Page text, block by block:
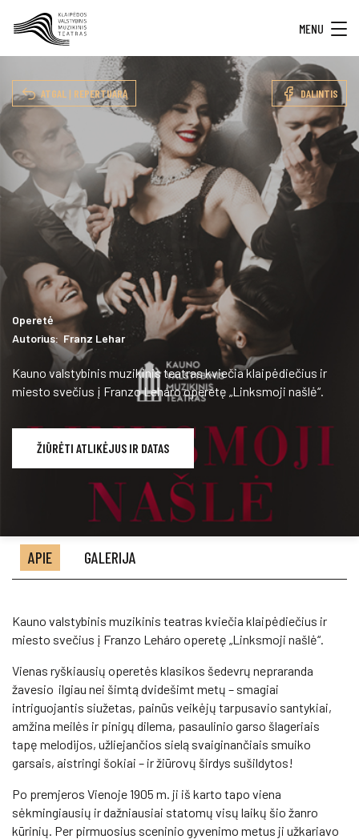
MENU
ATGAL Į REPERTUARĄ DALINTIS
Operetė
Autorius: Franz Lehar
Kauno valstybinis muzikinis teatras kviečia klaipėdiečius ir
miesto svečius į Franzo Leháro operetę „Linksmoji našlė“.
ŽIŪRĖTI ATLIKĖJUS IR DATAS
APIE GALERIJA
Kauno valstybinis muzikinis teatras kviečia klaipėdiečius ir
miesto svečius į Franzo Leháro operetę „Linksmoji našlė“.
Vienas ryškiausių operetės klasikos šedevrų nepraranda
žavesio ilgiau nei šimtą dvidešimt metų – smagiai
intriguojantis siužetas, painūs veikėjų tarpusavio santykiai,
amžina meilės ir pinigų dilema, pasaulinio garso šlageriais
tapę melodijos, užliejančios sielą svaiginančiais smuiko
garsais, aistringi šokiai – ir žiūrovų širdys sušildytos!
Po premjeros Vienoje 1905 m. ji iš karto tapo viena
sėkmingiausių ir dažniausiai statomų visų laikų šio žanro
kūrinių. Per pirmuosius sceninio gyvenimo metus ji užkariavo